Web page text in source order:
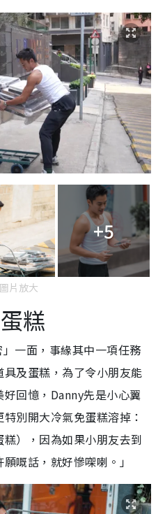
+5
片放大
糕
一面，事緣其中一項任務
及蛋糕，為了令小朋友能
回憶，Danny先是小心翼
別開大冷氣免蛋糕溶掉：
糕），因為如果小朋友去到
嘅話，就好慘㗎喇。」